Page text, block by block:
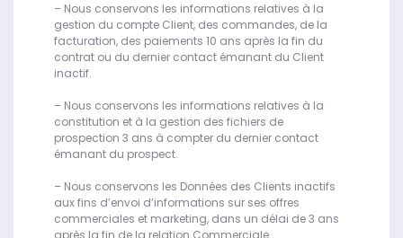
– Nous conservons les informations relatives à la
gestion du compte Client, des commandes, de la
facturation, des paiements 10 ans après la fin du
contrat ou du dernier contact émanant du Client
inactif.
– Nous conservons les informations relatives à la
constitution et à la gestion des fichiers de
prospection 3 ans à compter du dernier contact
émanant du prospect.
– Nous conservons les Données des Clients inactifs
aux fins d’envoi d’informations sur ses offres
commerciales et marketing, dans un délai de 3 ans
après la fin de la relation Commerciale.